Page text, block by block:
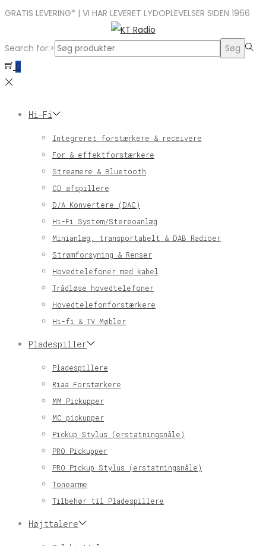
GRATIS LEVERING* | VI HAR LEVERET LYDOPLEVELSER SIDEN 1966
Search for:>
Søg
0
Hi-Fi
Integreret forstærkere & receivere
For & effektforstærkere
Streamere & Bluetooth
CD afspillere
D/A Konvertere (DAC)
Hi-Fi System/Stereoanlæg
Minianlæg, transportabelt & DAB Radioer
Strømforsyning & Renser
Hovedtelefoner med kabel
Trådløse hovedtelefoner
Hovedtelefonforstærkere
Hi-fi & TV Møbler
Pladespiller
Pladespillere
Riaa Forstærkere
MM Pickupper
MC pickupper
Pickup Stylus (erstatningsnåle)
PRO Pickupper
PRO Pickup Stylus (erstatningsnåle)
Tonearme
Tilbehør til Pladespillere
Højttalere